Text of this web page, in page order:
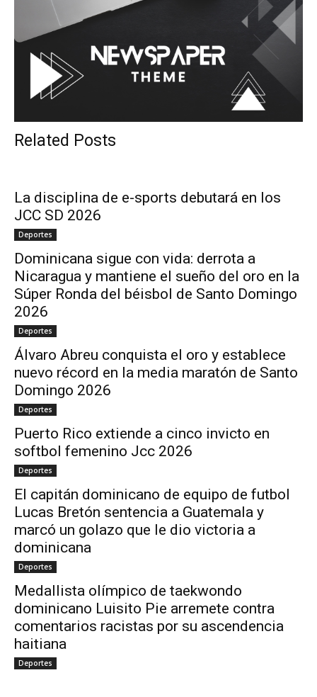
Related Posts
La disciplina de e-sports debutará en los
JCC SD 2026
Deportes
Dominicana sigue con vida: derrota a
Nicaragua y mantiene el sueño del oro en la
Súper Ronda del béisbol de Santo Domingo
2026
Deportes
Álvaro Abreu conquista el oro y establece
nuevo récord en la media maratón de Santo
Domingo 2026
Deportes
Puerto Rico extiende a cinco invicto en
softbol femenino Jcc 2026
Deportes
El capitán dominicano de equipo de futbol
Lucas Bretón sentencia a Guatemala y
marcó un golazo que le dio victoria a
dominicana
Deportes
Medallista olímpico de taekwondo
dominicano Luisito Pie arremete contra
comentarios racistas por su ascendencia
haitiana
Deportes